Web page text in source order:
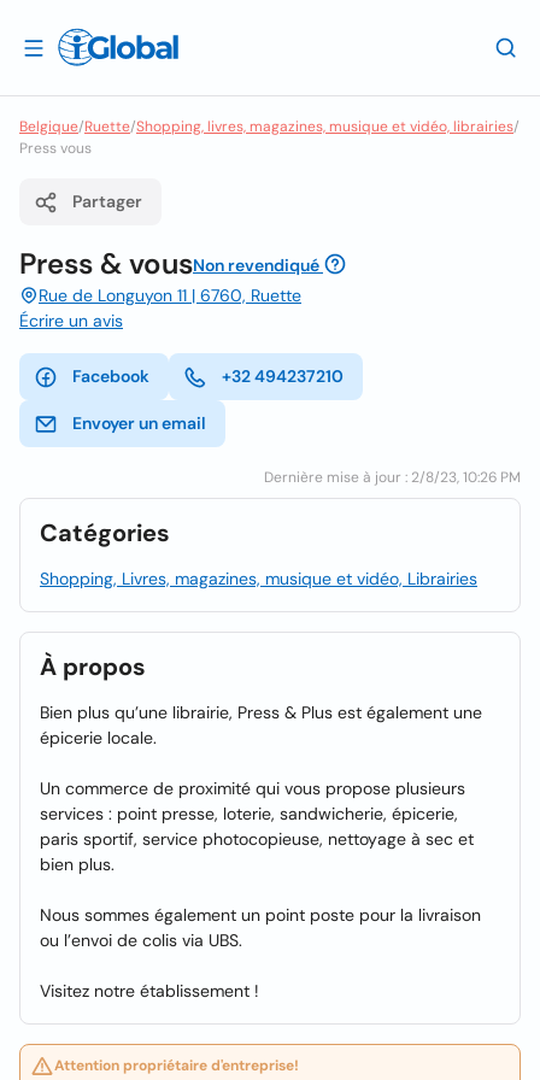
Belgique/Ruette/Shopping, livres, magazines, musique et vidéo, librairies/
Press vous
Partager
Press & vousNon revendiqué
Rue de Longuyon 11 | 6760, Ruette
Écrire un avis
Facebook +32 494237210
Envoyer un email
Dernière mise à jour : 2/8/23, 10:26 PM
Catégories
Shopping, Livres, magazines, musique et vidéo, Librairies
À propos
Bien plus qu’une librairie, Press & Plus est également une
épicerie locale.
Un commerce de proximité qui vous propose plusieurs
services : point presse, loterie, sandwicherie, épicerie,
paris sportif, service photocopieuse, nettoyage à sec et
bien plus.
Nous sommes également un point poste pour la livraison
ou l’envoi de colis via UBS.
Visitez notre établissement !
Attention propriétaire d'entreprise!